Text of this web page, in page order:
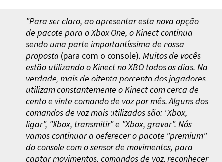
"Para ser claro, ao apresentar esta nova opção
de pacote para o Xbox One, o Kinect continua
sendo uma parte importantíssima de nossa
proposta (para com o console). Muitos de vocês
estão utilizando o Kinect no XBO todos os dias. Na
verdade, mais de oitenta porcento dos jogadores
utilizam constantemente o Kinect com cerca de
cento e vinte comando de voz por mês. Alguns dos
comandos de voz mais utilizados são: "Xbox,
ligar", "Xbox, transmitir" e "Xbox, gravar". Nós
vamos continuar a oeferecer o pacote "premium"
do console com o sensor de movimentos, para
captar movimentos, comandos de voz, reconhecer